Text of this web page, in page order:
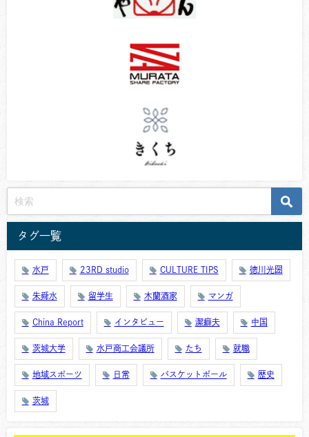
タグ一覧
水戸 23RD studio CULTURE TIPS 徳川光圀
朱舜水 留学生 木蘭酒家 マンガ
China Report インタビュー 潔癖夫 中国
茨城大学 水戸商工会議所 たち 就職
地域スポーツ 日常 バスケットボール 歴史
茨城